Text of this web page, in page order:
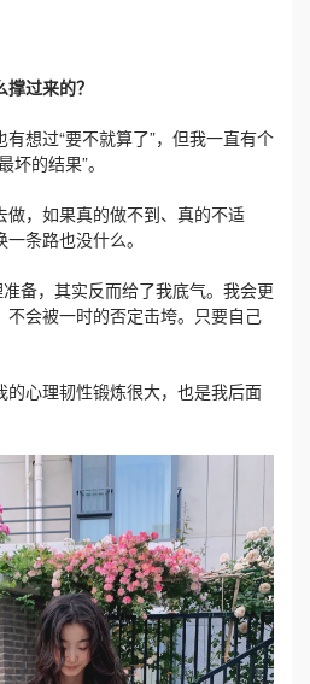
过来的？
想过“要不就算了”，但我一直有个
的结果”。
，如果真的做不到、真的不适
条路也没什么。
备，其实反而给了我底气。我会更
会被一时的否定击垮。只要自己
的心理韧性锻炼很大，也是我后面